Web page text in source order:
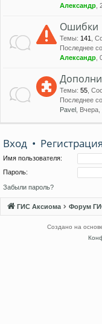
Александр
Ошибки
Темы: 141
Последнее
Александр
Темы: 55
Последнее
Pavel ,
Вход • Регистрация
Имя пользователя:
Пароль:
Забыли пароль?
ГИС Аксиома Форум
Создано на